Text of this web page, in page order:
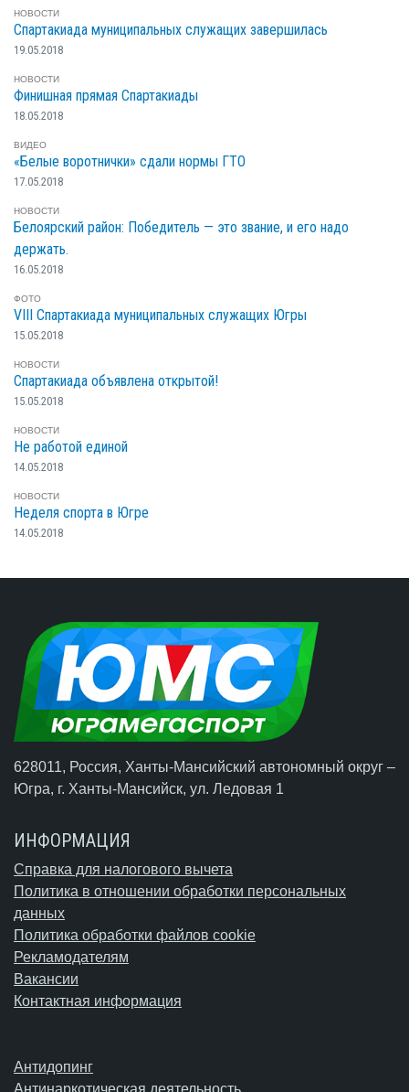
НОВОСТИ
Спартакиада муниципальных служащих завершилась
19.05.2018
НОВОСТИ
Финишная прямая Спартакиады
18.05.2018
ВИДЕО
«Белые воротнички» сдали нормы ГТО
17.05.2018
НОВОСТИ
Белоярский район: Победитель — это звание, и его надо
держать.
16.05.2018
ФОТО
VIII Спартакиада муниципальных служащих Югры
15.05.2018
НОВОСТИ
Спартакиада объявлена открытой!
15.05.2018
НОВОСТИ
Не работой единой
14.05.2018
НОВОСТИ
Неделя спорта в Югре
14.05.2018
628011, Россия, Ханты-Мансийский автономный округ –
Югра, г. Ханты-Мансийск, ул. Ледовая 1
ИНФОРМАЦИЯ
Справка для налогового вычета
Политика в отношении обработки персональных
данных
Политика обработки файлов cookie
Рекламодателям
Вакансии
Контактная информация
Антидопинг
Антинаркотическая деятельность